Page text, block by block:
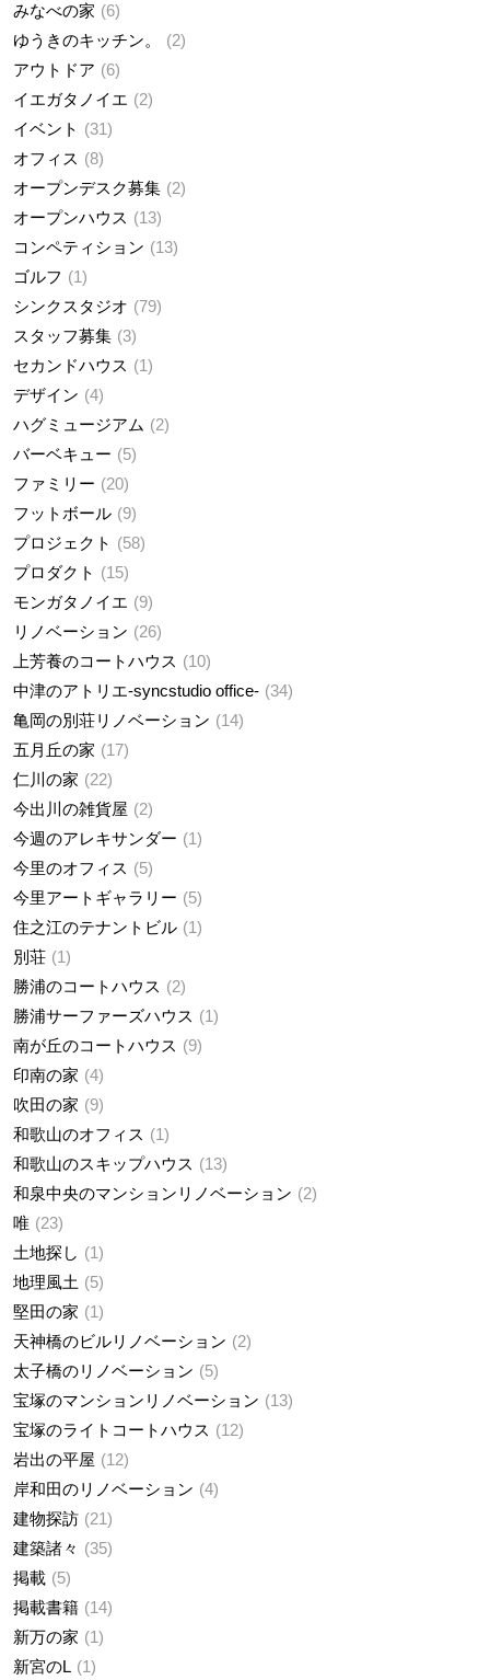
みなべの家
6
ゆうきのキッチン。
2
アウトドア
6
イエガタノイエ
2
イベント
31
オフィス
8
オープンデスク募集
2
オープンハウス
13
コンペティション
13
ゴルフ
1
シンクスタジオ
79
スタッフ募集 3
セカンドハウス
1
デザイン
4
ハグミュージアム
2
バーベキュー
5
ファミリー
20
フットボール
9
プロジェクト
58
プロダクト
15
モンガタノイエ
9
リノベーション
26
上芳養のコートハウス
10
中津のアトリエ-syncstudio office- 34
亀岡の別荘リノベーション
14
五月丘の家
17
仁川の家
22
今出川の雑貨屋
2
今週のアレキサンダー
1
今里のオフィス
5
今里アートギャラリー
5
住之江のテナントビル
1
別荘
1
勝浦のコートハウス
2
勝浦サーファーズハウス
1
南が丘のコートハウス
9
印南の家
4
吹田の家
9
和歌山のオフィス
1
和歌山のスキップハウス
13
和泉中央のマンションリノベーション
2
唯
23
土地探し
1
地理風土
5
堅田の家
1
天神橋のビルリノベーション
2
太子橋のリノベーション
5
宝塚のマンションリノベーション
13
宝塚のライトコートハウス
12
岩出の平屋
12
岸和田のリノベーション
4
建物探訪
21
建築諸々
35
掲載
5
掲載書籍
14
新万の家
1
新宮のL
1